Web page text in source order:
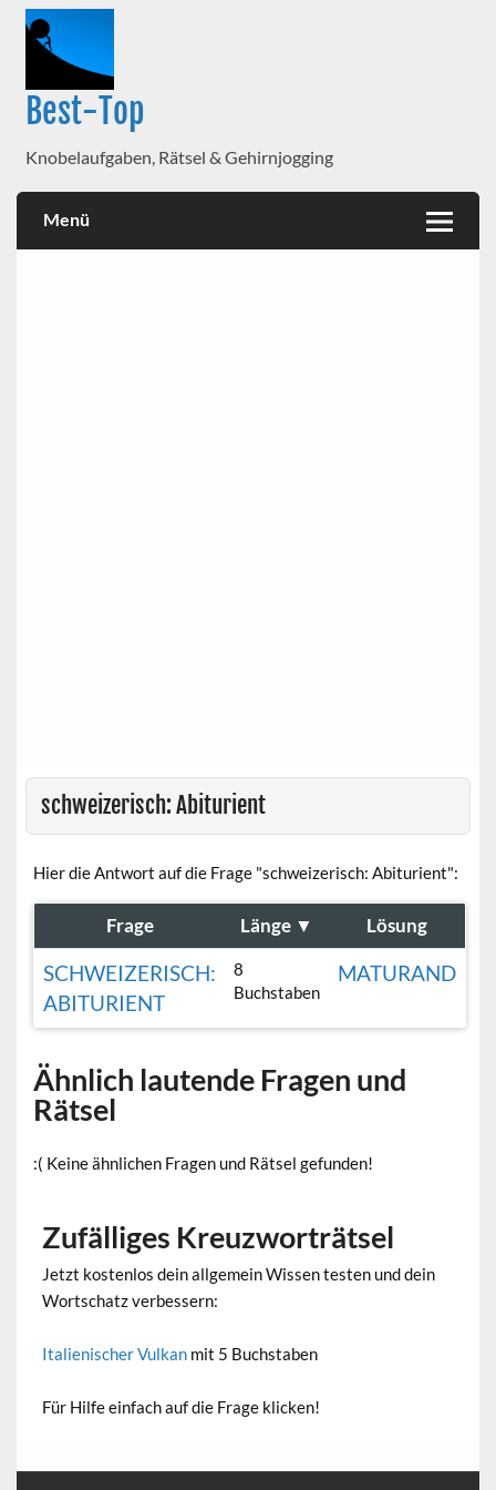
Best-Top
Knobelaufgaben, Rätsel & Gehirnjogging
Menü
schweizerisch: Abiturient
Hier die Antwort auf die Frage "schweizerisch: Abiturient":
Frage Länge ▼ Lösung
SCHWEIZERISCH:
ABITURIENT
8
Buchstaben
MATURAND
Ähnlich lautende Fragen und
Rätsel
:( Keine ähnlichen Fragen und Rätsel gefunden!
Zufälliges Kreuzworträtsel
Jetzt kostenlos dein allgemein Wissen testen und dein
Wortschatz verbessern:
Italienischer Vulkan mit 5 Buchstaben
Für Hilfe einfach auf die Frage klicken!